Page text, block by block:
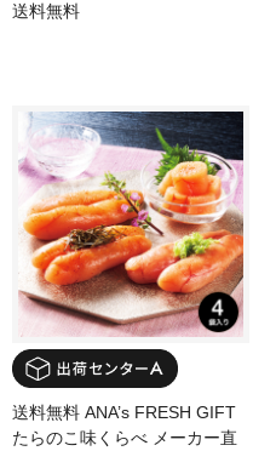
送料無料
送料無料 ANA’s FRESH GIFT
たらのこ味くらべ メーカー直